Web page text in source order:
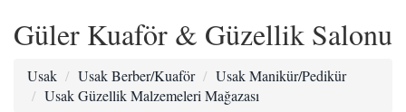
Güler Kuaför & Güzellik Salonu
Usak Usak Berber/Kuaför
Usak Manikür/Pedikür
Usak Güzellik Malzemeleri Mağazası